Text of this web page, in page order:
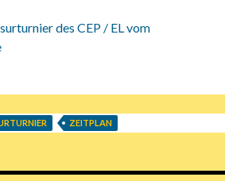
des CEP / EL vom
Dressurturnier Ostermontag
ZEITPLAN